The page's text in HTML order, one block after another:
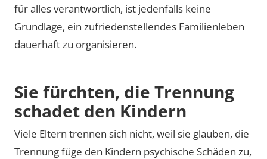
für alles verantwortlich, ist jedenfalls keine
Grundlage, ein zufriedenstellendes Familienleben
dauerhaft zu organisieren.
Sie fürchten, die Trennung
schadet den Kindern
Viele Eltern trennen sich nicht, weil sie glauben, die
Trennung füge den Kindern psychische Schäden zu,